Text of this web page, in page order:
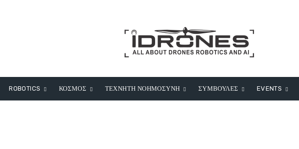
ROBOTICS ΚΟΣΜΟΣ ΤΕΧΝΗΤΗ ΝΟΗΜΟΣΥΝΗ ΣΥΜΒΟΥΛΕΣ EVENTS